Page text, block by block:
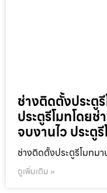
ช่างติดตั้งประตู
ประตูรีโมทโดย
จบงานไว ประตู
ช่างติดตั้งประตูรีโมทม
ดูเพิ่มเติม »